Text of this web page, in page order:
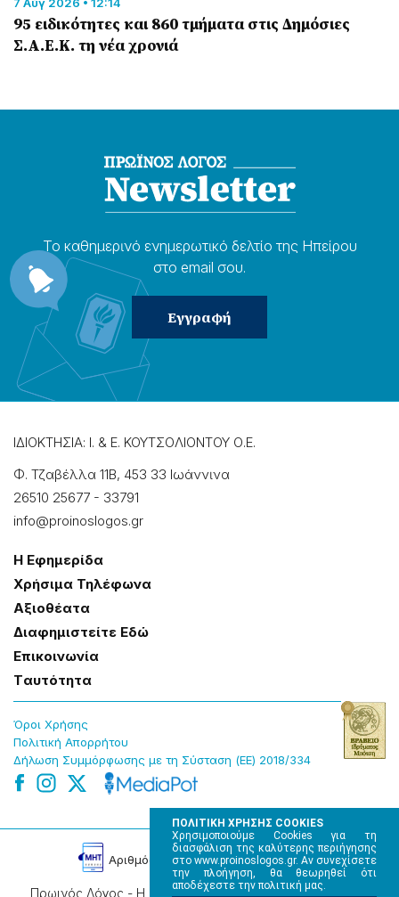
ΠΟΛΙΤΙΚΗ ΧΡΗΣΗΣ COOKIES
Χρησιμοποιούμε Cookies για τη
διασφάλιση της καλύτερης περιήγησης
στο www.proinoslogos.gr. Αν συνεχίσετε
την πλοήγηση, θα θεωρηθεί ότι
αποδέχεστε την πολιτική μας.
95 ειδικότητες και 860 τμήματα στις Δημόσιες
Σ.Α.Ε.Κ. τη νέα χρονιά
Το καθημερɩνό ενημερωτɩκό δελτίο της Ηπείρου
στο email σου.
ΙΔΙΟΚΤΗΣΙΑ: Ι. & Ε. ΚΟΥΤΣΟΛΙΟΝΤΟΥ Ο.Ε.
Φ. Τζαβέλλα 11Β, 453 33 Ιωάννɩνα
26510 25677 - 33791
info@proinoslogos.gr
Η Εφημερίδα
Χρήσɩμα Τηλέφωνα
Αξɩοθέατα
Δɩαφημɩστείτε Εδώ
Επɩκοɩνωνία
Tαυτότητα
Όροɩ Χρήσης
Πολɩτɩκή Απορρήτου
Δήλωση Συμμόρφωσης με τη Σύσταση (ΕΕ) 2018/334
Πρωινός Λόγος - Η καθημερινή εφημερίδα της Ηπείρου,
Αρɩθμός Πɩστοποίησης Μ.Η.Τ. 220242